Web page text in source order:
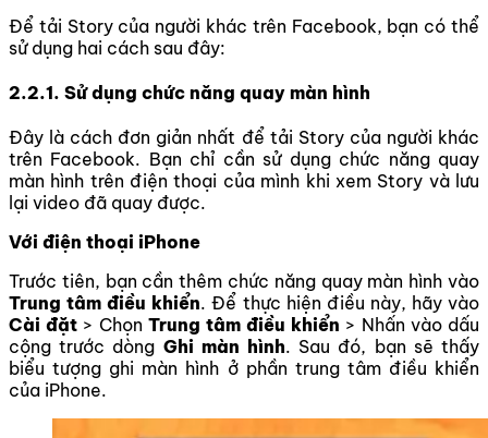
Để tải Story của người khác trên Facebook, bạn có thể
sử dụng hai cách sau đây:
2.2.1. Sử dụng chức năng quay màn hình
Đây là cách đơn giản nhất để tải Story của người khác
trên Facebook. Bạn chỉ cần sử dụng chức năng quay
màn hình trên điện thoại của mình khi xem Story và lưu
lại video đã quay được.
Với điện thoại iPhone
Trước tiên, bạn cần thêm chức năng quay màn hình vào
Trung tâm điều khiển. Để thực hiện điều này, hãy vào
Cài đặt > Chọn Trung tâm điều khiển > Nhấn vào dấu
cộng trước dòng Ghi màn hình. Sau đó, bạn sẽ thấy
biểu tượng ghi màn hình ở phần trung tâm điều khiển
của iPhone.